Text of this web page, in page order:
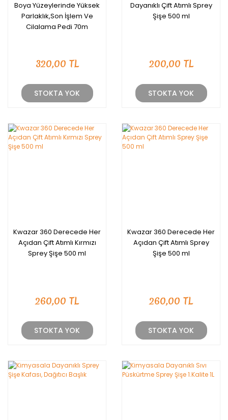
Boya Yüzeylerinde Yüksek
Parlaklık,Son İşlem Ve
Cilalama Pedi 70m
320,00 TL
STOKTA YOK
Dayanıklı Çift Atımlı Sprey
Şişe 500 ml
200,00 TL
STOKTA YOK
Kwazar 360 Derecede Her
Açıdan Çift Atımlı Kırmızı
Sprey Şişe 500 ml
260,00 TL
STOKTA YOK
Kwazar 360 Derecede Her
Açıdan Çift Atımlı Sprey
Şişe 500 ml
260,00 TL
STOKTA YOK